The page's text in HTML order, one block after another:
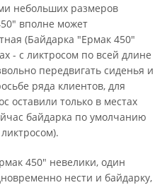
небольших размеров
вполне может
(Байдарка "Ермак 450"
- с ликтросом по всей длине
передвигать сиденья и
ряда клиентов, для
оставили только в местах
байдарка по умолчанию
450" невелики, один
нести и байдарку,